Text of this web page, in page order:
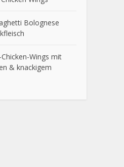
Bolognese
Wings mit
& knackigem